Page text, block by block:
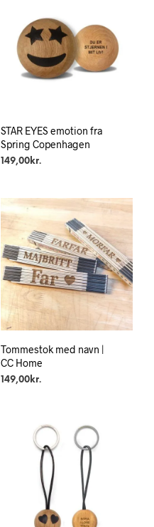
STAR EYES emotion fra
Spring Copenhagen
149,00kr.
Tommestok med navn |
CC Home
149,00kr.